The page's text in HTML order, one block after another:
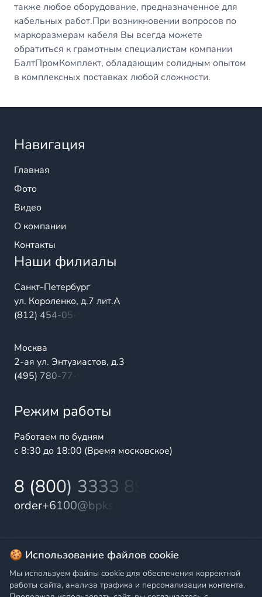
также любое оборудование, предназначенное для
кабельных работ.При возникновении вопросов по
маркоразмерам кабеля Вы всегда можете
обратиться к грамотным специалистам компании
БалтПромКомплект, обладающим солидным опытом
в комплексных поставках любой сложности.
Навигация
Главная
Фото
Видео
О компании
Контакты
Наши филиалы
Санкт-Петербург
ул. Короленко, д.7 лит.А
(812) 454-05-54
Москва
2-ая ул. Энтузиастов, д.3
(495) 780-77-98
Режим работы
Работаем по будням
с 8:30 до 18:00 (Время московское)
8 (800) 3333 899
order+6100@bpks.ru
© 2025 БалтПромКомплект — комплексные поставки
высококачественной продукции промышленного и
бытового назначения
🍪 Использование файлов cookie
Мы используем файлы cookie для обеспечения корректной
работы сайта, анализа трафика и персонализации контента.